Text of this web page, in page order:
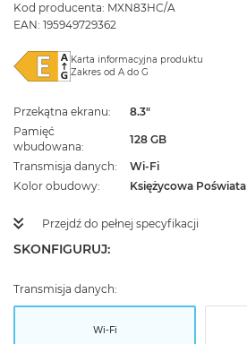
Kod producenta: MXN83HC/A
EAN: 195949729362
Karta informacyjna produktu
Zakres od A do G
Przekątna ekranu
8.3"
Pamięć
wbudowana
128 GB
Transmisja danych
Wi-Fi
Kolor obudowy
Księżycowa Poświata
Przejdź do pełnej specyfikacji
SKONFIGURUJ:
Transmisja danych:
Wi-Fi